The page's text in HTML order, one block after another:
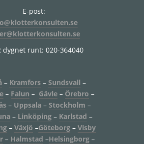
E-post:
dygnet runt: 020-364040
– Kramfors – Sundsvall –
– Falun – Gävle – Örebro –
– Uppsala– Stockholm –
– Linköping – Karlstad –
– Växjö –Göteborg – Visby
– Halmstad –Helsingborg–